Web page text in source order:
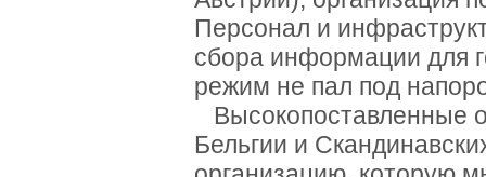
Персонал и
сбора информации для
режим не пал под
Высокопоставленные
Бельгии и